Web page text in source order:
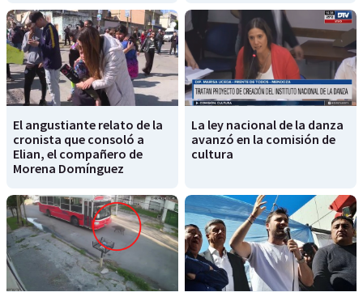
El angustiante relato de la
cronista que consoló a
Elian, el compañero de
Morena Domínguez
La ley nacional de la danza
avanzó en la comisión de
cultura